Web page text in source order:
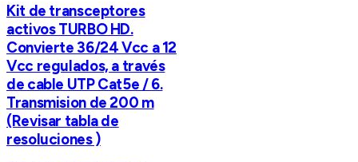
Kit de transceptores
activos TURBO HD.
Convierte 36/24 Vcc a 12
Vcc regulados, a través
de cable UTP Cat5e / 6.
Transmision de 200 m
(Revisar tabla de
resoluciones )